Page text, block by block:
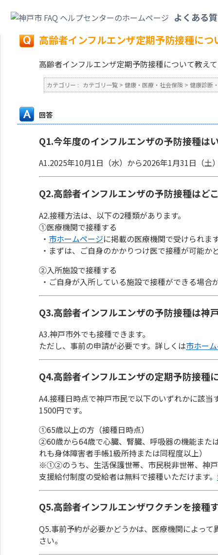
よくある
戻る
高齢者インフルエンザ定期予防接種につ
高齢者インフルエンザ定期予防接種について教え
カテゴリー : カテゴリ一覧 > 健康・医療・社会保険 > 健康診断
回答
Q1.今年度のインフルエンザの予防接種は
A1.2025年10月1日（水）から2026年1月31日（土
Q2.高齢者インフルエンザの予防接種はど
A2.接種方法は、以下の2種類があります。
①医療機関で接種する
・ 市ホームページに掲載の医療機関で受けられま
・まずは、ご自身のかかりつけ医で接種が可能か
②入所施設で接種する
・ご自身が入所している施設で接種ができる場
Q3.高齢者インフルエンザの予防接種は神
A3.神戸市外でも接種できます。
ただし、事前の申請が必要です。詳しくは市ホー
Q4.高齢者インフルエンザの定期予防接種
A4.接種日時点で神戸市民で以下のいずれかに該
1500円です。
①65歳以上の方（接種日時点）
②60歳から64歳で心臓、腎臓、呼吸器の機能また
れも身体障害者手帳1級所持または同程度以上）
※①②のうち、生活保護世帯、市民税非世帯、神
支援給付制度の受給者は無料で接種いただけます。
Q5.高齢者インフルエンザワクチンを接種
Q5.事前予約が必要かどうかは、医療機関によっ
さい。